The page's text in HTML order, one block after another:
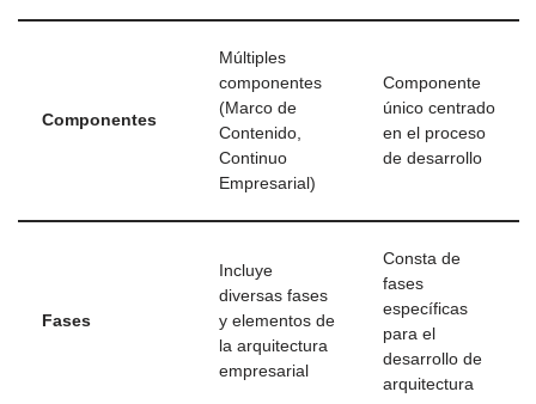
Componentes
Múltiples
componentes
(Marco de
Contenido,
Continuo
Empresarial)
Componente
único centrado
en el proceso
de desarrollo
Fases
Incluye
diversas fases
y elementos de
la arquitectura
empresarial
Consta de
fases
específicas
para el
desarrollo de
arquitectura